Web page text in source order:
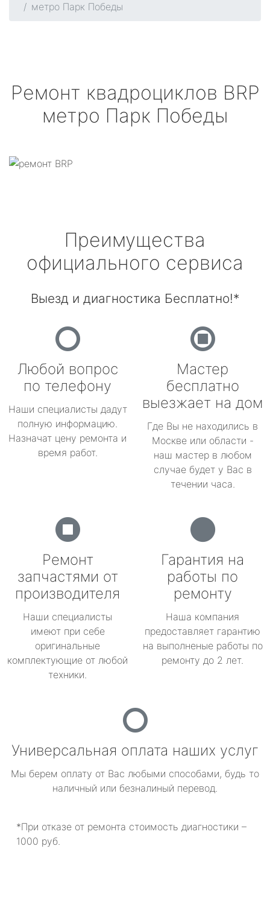
метро Парк Победы
Ремонт квадроциклов BRP
метро Парк Победы
Преимущества
официального сервиса
Выезд и диагностика Бесплатно!*
Любой вопрос
по телефону
Наши специалисты дадут
полную информацию.
Назначат цену ремонта и
время работ.
Мастер
бесплатно
выезжает на дом
Где Вы не находились в
Москве или области -
наш мастер в любом
случае будет у Вас в
течении часа.
Ремонт
запчастями от
производителя
Наши специалисты
имеют при себе
оригинальные
комплектующие от любой
техники.
Гарантия на
работы по
ремонту
Наша компания
предоставляет гарантию
на выполненые работы по
ремонту до 2 лет.
Универсальная оплата наших услуг
Мы берем оплату от Вас любыми способами, будь то
наличный или безналиный перевод.
*При отказе от ремонта стоимость диагностики –
1000 руб.